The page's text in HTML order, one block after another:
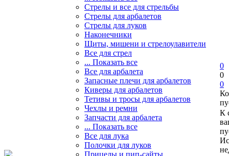
Стрелы и все для стрельбы
Стрелы для арбалетов
Стрелы для луков
Наконечники
Щиты, мишени и стрелоулавители
Все для стрел
... Показать все
Все для арбалета
Запасные плечи для арбалетов
Киверы для арбалетов
Тетивы и тросы для арбалетов
Чехлы и ремни
Запчасти для арбалета
... Показать все
Все для лука
Полочки для луков
Прицелы и пип-сайты
0
0
0
К